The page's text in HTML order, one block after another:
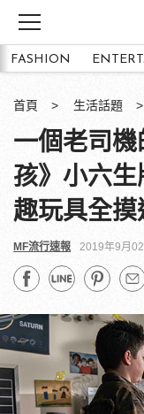
FASHION
首頁 生活話題
一個老司
孩》小六
趣玩具全摸
MF流行速報 2019年9月